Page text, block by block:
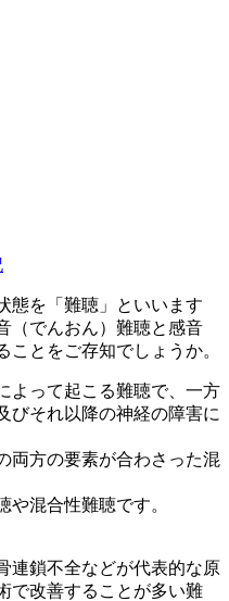
態を「難聴」といいます
（でんおん）難聴と感音
ことをご存知でしょうか。
よって起こる難聴で、一方
びそれ以降の神経の障害に
両方の要素が合わさった混
混合性難聴です。
連鎖不全などが代表的な原
で改善することが多い難